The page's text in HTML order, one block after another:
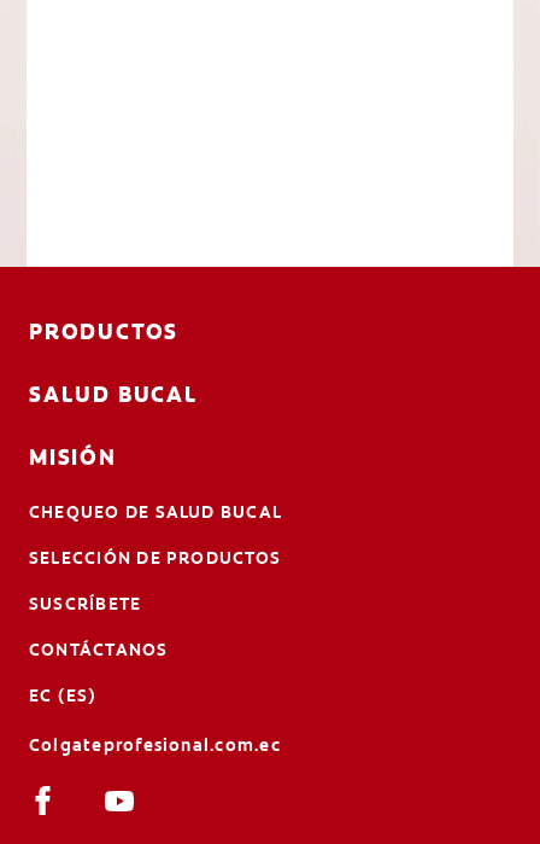
PRODUCTOS
SALUD BUCAL
MISIÓN
CHEQUEO DE SALUD BUCAL
SELECCIÓN DE PRODUCTOS
SUSCRÍBETE
CONTÁCTANOS
EC (ES)
Colgateprofesional.com.ec